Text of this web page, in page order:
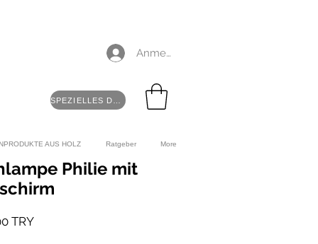
Anmelden
AUS HOLZ Ratgeber More
Philie mit
TRYPreis